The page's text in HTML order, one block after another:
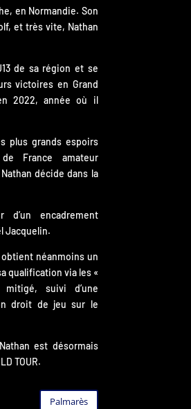
en Normandie. Son
et très vite, Nathan
de sa région et se
victoires en Grand
2022, année où il
plus grands espoirs
France amateur
décide dans la
encadrement
Jacquelin.
obtient néanmoins un
qualification via les «
suivi d’une
droit de jeu sur le
est désormais
TOUR.
Palmarès